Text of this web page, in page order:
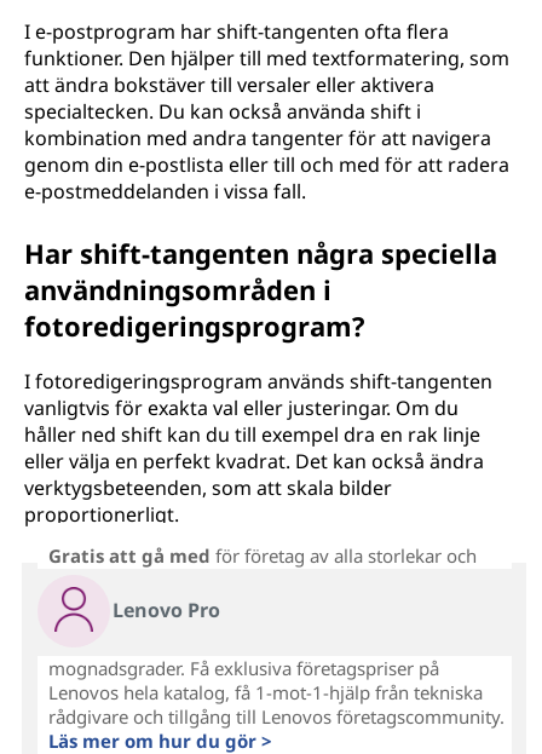
I e-postprogram har shift-tangenten ofta flera
funktioner. Den hjälper till med textformatering, som
att ändra bokstäver till versaler eller aktivera
specialtecken. Du kan också använda shift i
kombination med andra tangenter för att navigera
genom din e-postlista eller till och med för att radera
e-postmeddelanden i vissa fall.
Har shift-tangenten några speciella
användningsområden i
fotoredigeringsprogram?
I fotoredigeringsprogram används shift-tangenten
vanligtvis för exakta val eller justeringar. Om du
håller ned shift kan du till exempel dra en rak linje
eller välja en perfekt kvadrat. Det kan också ändra
verktygsbeteenden, som att skala bilder
proportionerligt.
Lenovo Pro
Gratis att gå med för företag av alla storlekar och
mognadsgrader. Få exklusiva företagspriser på
Lenovos hela katalog, få 1-mot-1-hjälp från tekniska
rådgivare och tillgång till Lenovos företagscommunity.
Läs mer om hur du gör >